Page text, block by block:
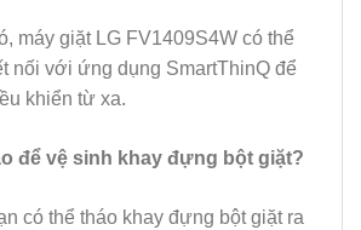
máy giặt LG FV1409S4W có thể
nối với ứng dụng SmartThinQ để
khiển từ xa.
để vệ sinh khay đựng bột giặt?
có thể tháo khay đựng bột giặt ra